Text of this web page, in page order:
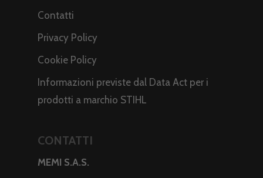
Contatti
Privacy Policy
Cookie Policy
Informazioni previste dal Data Act per i
prodotti a marchio STIHL
CONTATTI
MEMI S.A.S.